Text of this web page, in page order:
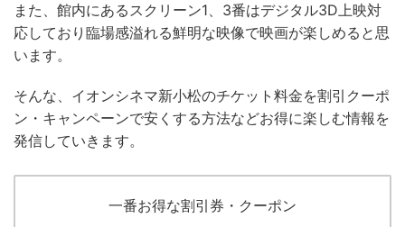
また、館内にあるスクリーン1、3番はデジタル3D上映対
応しており臨場感溢れる鮮明な映像で映画が楽しめると思
います。
そんな、イオンシネマ新小松のチケット料金を割引クーポ
ン・キャンペーンで安くする方法などお得に楽しむ情報を
発信していきます。
一番お得な割引券・クーポン